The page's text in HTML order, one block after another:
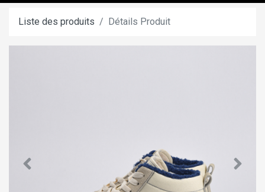
Liste des produits Détails Produit